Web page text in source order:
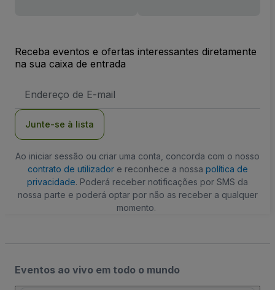
Receba eventos e ofertas interessantes diretamente
na sua caixa de entrada
de
Junte-se à lista
Ao iniciar sessão ou criar uma conta, concorda com o nosso
contrato de utilizadore reconhece a nossa política de
privacidade. Poderá receber notificações por SMS da
nossa parte e poderá optar por não as receber a qualquer
momento.
Eventos ao vivo em todo o mundo